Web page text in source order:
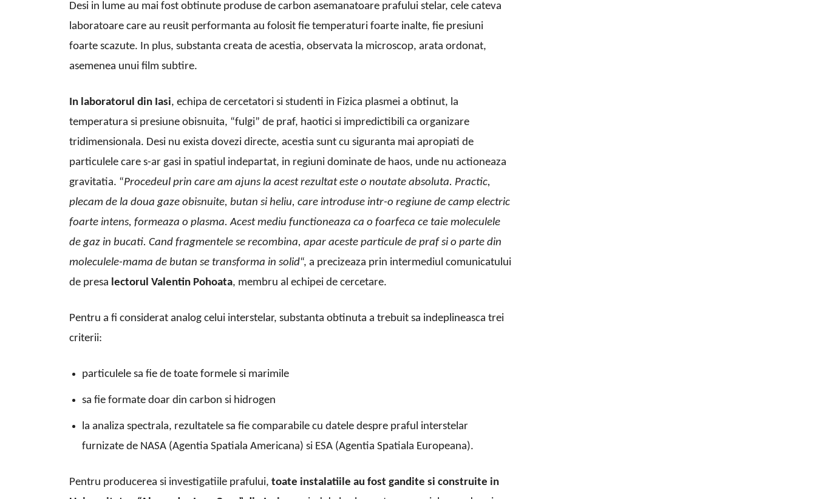
Desi in lume au mai fost obtinute produse de carbon asemanatoare prafului stelar, cele cateva
laboratoare care au reusit performanta au folosit fie temperaturi foarte inalte, fie presiuni
foarte scazute. In plus, substanta creata de acestia, observata la microscop, arata ordonat,
asemenea unui film subtire.
In laboratorul din Iasi, echipa de cercetatori si studenti in Fizica plasmei a obtinut, la
temperatura si presiune obisnuita, “fulgi” de praf, haotici si impredictibili ca organizare
tridimensionala. Desi nu exista dovezi directe, acestia sunt cu siguranta mai apropiati de
particulele care s-ar gasi in spatiul indepartat, in regiuni dominate de haos, unde nu actioneaza
gravitatia. “Procedeul prin care am ajuns la acest rezultat este o noutate absoluta. Practic,
plecam de la doua gaze obisnuite, butan si heliu, care introduse intr-o regiune de camp electric
foarte intens, formeaza o plasma. Acest mediu functioneaza ca o foarfeca ce taie moleculele
de gaz in bucati. Cand fragmentele se recombina, apar aceste particule de praf si o parte din
moleculele-mama de butan se transforma in solid“, a precizeaza prin intermediul comunicatului
de presa lectorul Valentin Pohoata, membru al echipei de cercetare.
Pentru a fi considerat analog celui interstelar, substanta obtinuta a trebuit sa indeplineasca trei
criterii:
particulele sa fie de toate formele si marimile
sa fie formate doar din carbon si hidrogen
la analiza spectrala, rezultatele sa fie comparabile cu datele despre praful interstelar
furnizate de NASA (Agentia Spatiala Americana) si ESA (Agentia Spatiala Europeana).
Pentru producerea si investigatiile prafului, toate instalatiile au fost gandite si construite in